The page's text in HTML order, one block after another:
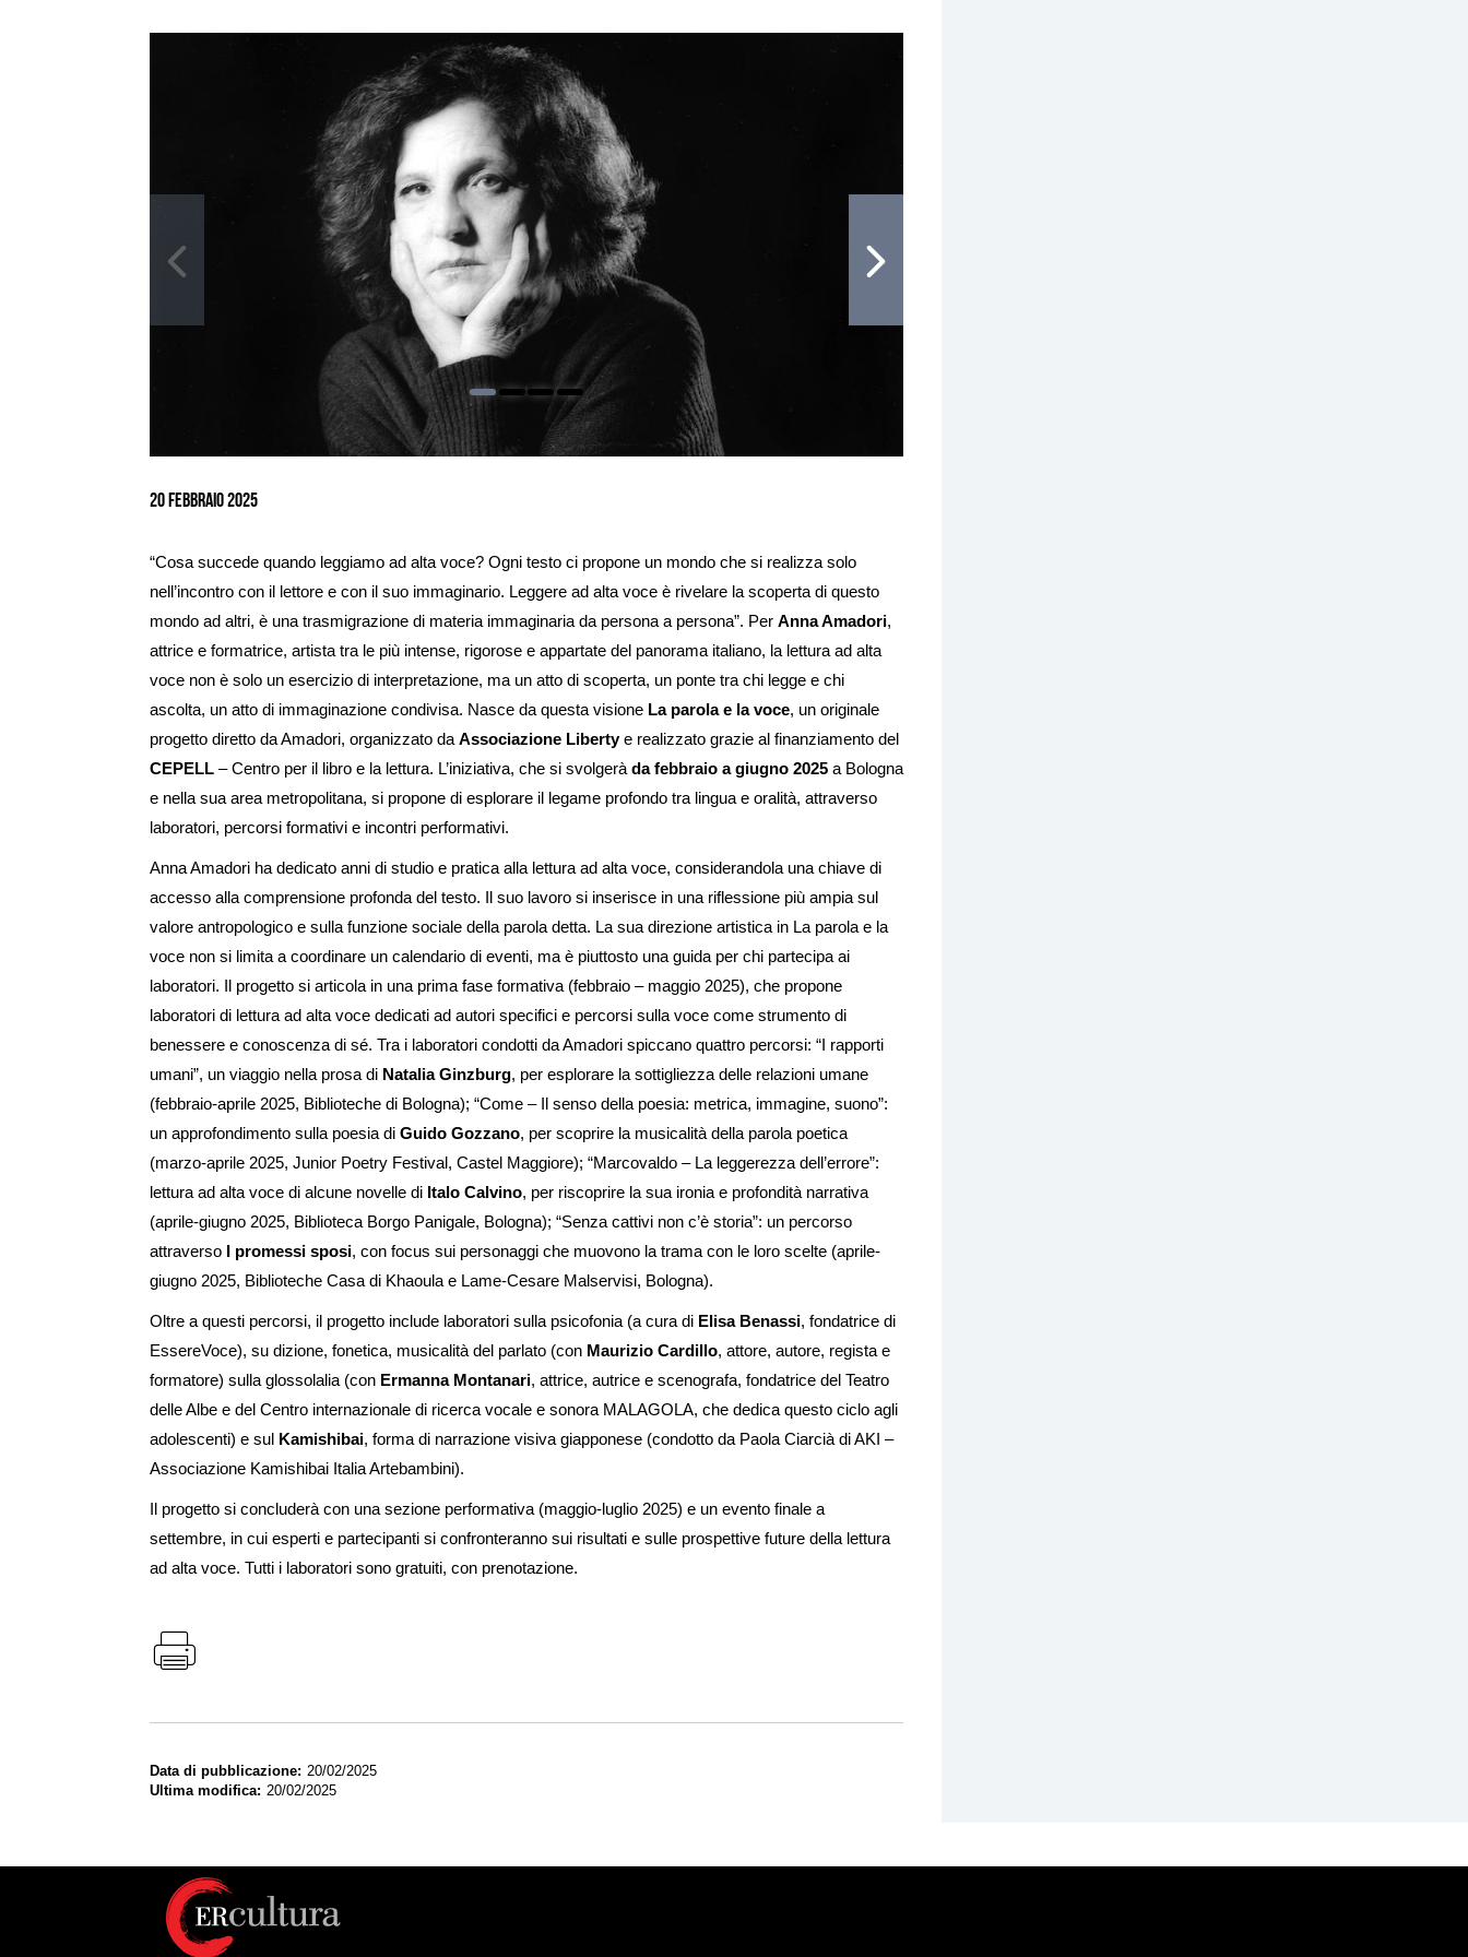
20 Febbraio 2025
“Cosa succede quando leggiamo ad alta voce? Ogni testo ci propone un mondo che si realizza solo
nell’incontro con il lettore e con il suo immaginario. Leggere ad alta voce è rivelare la scoperta di questo
mondo ad altri, è una trasmigrazione di materia immaginaria da persona a persona”. Per Anna Amadori,
attrice e formatrice, artista tra le più intense, rigorose e appartate del panorama italiano, la lettura ad alta
voce non è solo un esercizio di interpretazione, ma un atto di scoperta, un ponte tra chi legge e chi
ascolta, un atto di immaginazione condivisa. Nasce da questa visione La parola e la voce, un originale
progetto diretto da Amadori, organizzato da Associazione Libertye realizzato grazie al finanziamento del
CEPELL – Centro per il libro e la lettura. L’iniziativa, che si svolgerà da febbraio a giugno 2025 a Bologna
e nella sua area metropolitana, si propone di esplorare il legame profondo tra lingua e oralità, attraverso
laboratori, percorsi formativi e incontri performativi.
Anna Amadori ha dedicato anni di studio e pratica alla lettura ad alta voce, considerandola una chiave di
accesso alla comprensione profonda del testo. Il suo lavoro si inserisce in una riflessione più ampia sul
valore antropologico e sulla funzione sociale della parola detta. La sua direzione artistica in La parola e la
voce non si limita a coordinare un calendario di eventi, ma è piuttosto una guida per chi partecipa ai
laboratori. Il progetto si articola in una prima fase formativa (febbraio – maggio 2025), che propone
laboratori di lettura ad alta voce dedicati ad autori specifici e percorsi sulla voce come strumento di
benessere e conoscenza di sé. Tra i laboratori condotti da Amadori spiccano quattro percorsi: “I rapporti
umani”, un viaggio nella prosa di Natalia Ginzburg, per esplorare la sottigliezza delle relazioni umane
(febbraio-aprile 2025, Biblioteche di Bologna); “Come – Il senso della poesia: metrica, immagine, suono”:
un approfondimento sulla poesia di Guido Gozzano, per scoprire la musicalità della parola poetica
(marzo-aprile 2025, Junior Poetry Festival, Castel Maggiore); “Marcovaldo – La leggerezza dell’errore”:
lettura ad alta voce di alcune novelle di Italo Calvino, per riscoprire la sua ironia e profondità narrativa
(aprile-giugno 2025, Biblioteca Borgo Panigale, Bologna); “Senza cattivi non c’è storia”: un percorso
attraverso I promessi sposi, con focus sui personaggi che muovono la trama con le loro scelte (aprile-
giugno 2025, Biblioteche Casa di Khaoula e Lame-Cesare Malservisi, Bologna).
Oltre a questi percorsi, il progetto include laboratori sulla psicofonia (a cura di Elisa Benassi, fondatrice di
EssereVoce), su dizione, fonetica, musicalità del parlato (con Maurizio Cardillo, attore, autore, regista e
formatore) sulla glossolalia (con Ermanna Montanari, attrice, autrice e scenografa, fondatrice del Teatro
delle Albe e del Centro internazionale di ricerca vocale e sonora MALAGOLA, che dedica questo ciclo agli
adolescenti) e sul Kamishibai, forma di narrazione visiva giapponese (condotto da Paola Ciarcià di AKI –
Associazione Kamishibai Italia Artebambini).
Il progetto si concluderà con una sezione performativa (maggio-luglio 2025) e un evento finale a
settembre, in cui esperti e partecipanti si confronteranno sui risultati e sulle prospettive future della lettura
ad alta voce. Tutti i laboratori sono gratuiti, con prenotazione.
Data di pubblicazione
20/02/2025
Ultima modifica
20/02/2025